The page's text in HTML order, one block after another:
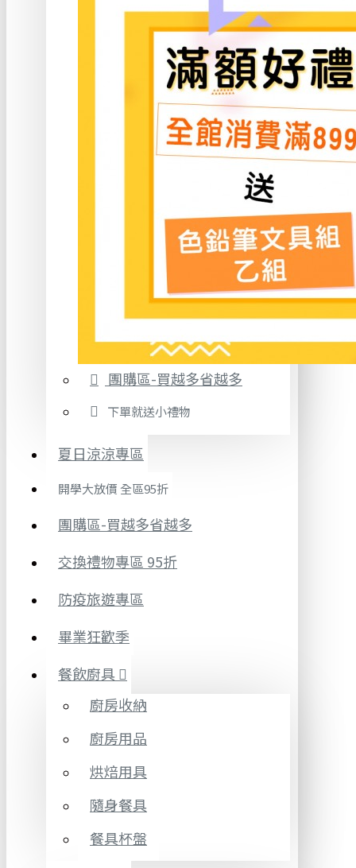
團購區-買越多省越多
下單就送小禮物
夏日涼涼專區
開學大放價 全區95折
團購區-買越多省越多
交換禮物專區 95折
防疫旅遊專區
畢業狂歡季
餐飲廚具
廚房收納
廚房用品
烘焙用具
隨身餐具
餐具杯盤